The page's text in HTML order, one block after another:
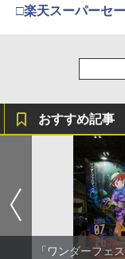
□楽天スーパーセ
おすすめ記事
「ワンダーフェ